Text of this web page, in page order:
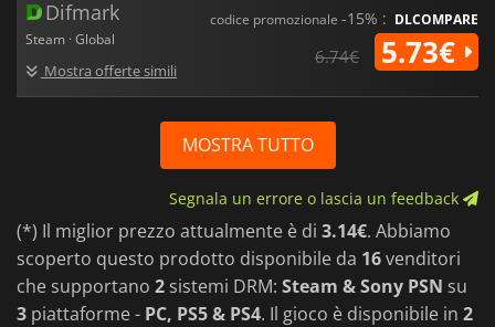
Difmark
Steam · Global
Mostra offerte simili
codice promozionale -15% : DLCOMPARE
6.74€ 5.73€
MOSTRA TUTTO
Segnala un errore o lascia un feedback
(*) Il miglior prezzo attualmente è di 3.14€. Abbiamo
scoperto questo prodotto disponibile da 16venditori
che supportano 2 sistemi DRM: Steam & Sony PSN su
3 piattaforme - PC, PS5 & PS4. Il gioco è disponibile in 2